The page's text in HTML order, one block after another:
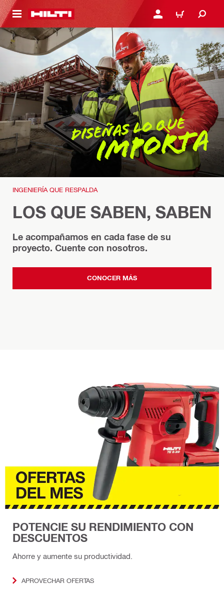
PRINCIPAL INICIE SESIÓN O
CARRITO
INGENIERÍA QUE RESPALDA
LOS QUE SABEN, SABEN
Le acompañamos en cada fase de su
proyecto. Cuente con nosotros.
CONOCER MÁS
POTENCIE SU RENDIMIENTO CON
DESCUENTOS
Ahorre y aumente su productividad.
APROVECHAR OFERTAS